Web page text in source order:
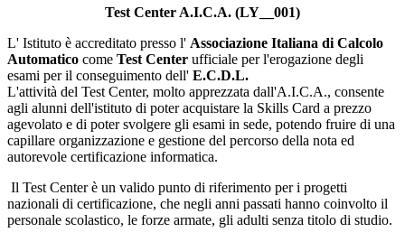
Test Center A.I.C.A. (LY__001)
L' Istituto è accreditato presso l' Associazione Italiana di Calcolo
Automatico come Test Center ufficiale per l'erogazione degli
esami per il conseguimento dell' E.C.D.L.
L'attività del Test Center, molto apprezzata dall'A.I.C.A., consente
agli alunni dell'istituto di poter acquistare la Skills Card a prezzo
agevolato e di poter svolgere gli esami in sede, potendo fruire di una
capillare organizzazione e gestione del percorso della nota ed
autorevole certificazione informatica.
Il Test Center è un valido punto di riferimento per i progetti
nazionali di certificazione, che negli anni passati hanno coinvolto il
personale scolastico, le forze armate, gli adulti senza titolo di studio.